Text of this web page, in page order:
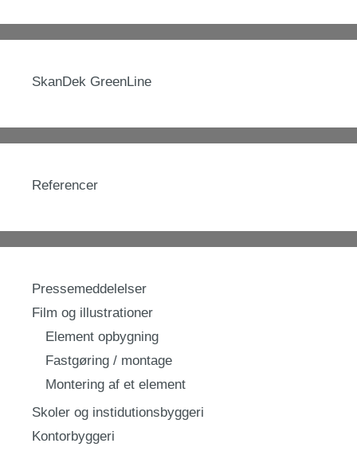
SkanDek GreenLine
Referencer
Pressemeddelelser
Film og illustrationer
Element opbygning
Fastgøring / montage
Montering af et element
Skoler og instidutionsbyggeri
Kontorbyggeri